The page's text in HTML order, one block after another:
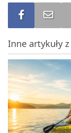
Udostępnij
Inne artykuły